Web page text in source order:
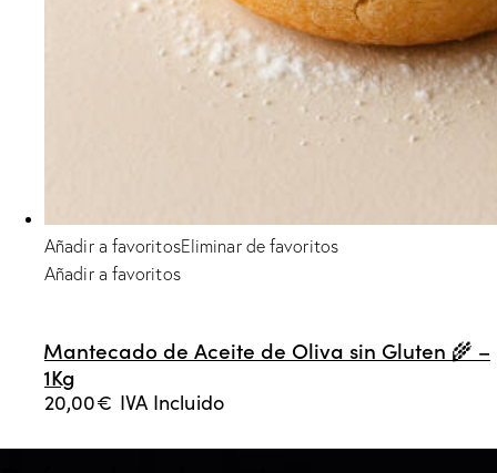
Añadir a favoritosEliminar de favoritos
Añadir a favoritos
Mantecado de Aceite de Oliva sin Gluten 🌾 –
1Kg
20,00€ IVA Incluido